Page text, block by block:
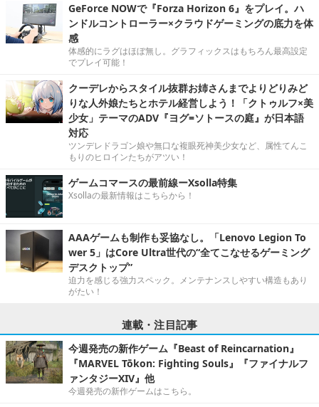
GeForce NOWで『Forza Horizon 6』をプレイ。ハ
ンドルコントローラー×クラウドゲーミングの底力を体
感
体感的にラグはほぼ無し。グラフィックスはもちろん最高設定
でプレイ可能！
クーデレからスタイル抜群お姉さんまでよりどりみど
りな人外娘たちとホテル経営しよう！「クトゥルフ×美
少女」テーマのADV『ヨグ=ソトースの庭』が日本語
対応
ツンデレドラゴン娘や無口な複眼死神美少女など、属性てんこ
もりのヒロインたちがアツい！
ゲームコマースの最前線ーXsolla特集
Xsollaの最新情報はこちらから！
AAAゲームも制作も妥協なし。「Lenovo Legion To
wer 5」はCore Ultra世代の“全てこなせるゲーミング
デスクトップ”
迫力を感じる強力スペック。メンテナンスしやすい構造もあり
がたい！
連載・注目記事
今週発売の新作ゲーム『Beast of Reincarnation』
『MARVEL Tōkon: Fighting Souls』『ファイナルフ
ァンタジーXIV』他
今週発売の新作ゲームはこちら。